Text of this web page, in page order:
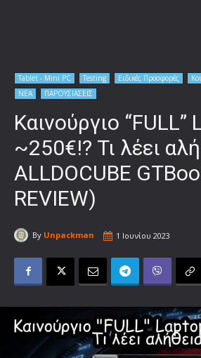
Tablet - Mini PC Testing Ειδικές Προσφορές
ΝΕΑ
ΠΑΡΟΥΣΙΑΣΕΙΣ
Καινούργιο
~250€!? Τι λέει
ALLDOCUBE
REVIEW)
By Unpackman 1 Ιουνίου 2023